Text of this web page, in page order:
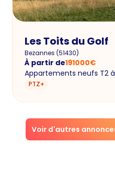
Les Toits du Golf
Bezannes (51430)
À partir de191000€
Appartements neufs T2
PTZ+
Voir d'autres